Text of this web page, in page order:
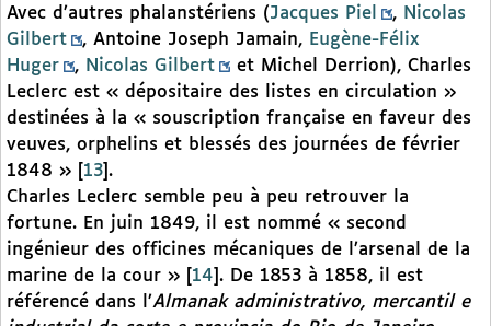
Avec d’autres phalanstériens (Jacques Piel , Nicolas
Gilbert
, Antoine Joseph Jamain, Eugène-Félix
Huger
, Nicolas Gilbert
et Michel Derrion), Charles
Leclerc est « dépositaire des listes en circulation »
destinées à la « souscription française en faveur des
veuves, orphelins et blessés des journées de février
1848 »
13 .
Charles Leclerc semble peu à peu retrouver la
fortune. En juin 1849, il est nommé « second
ingénieur des officines mécaniques de l’arsenal de la
marine de la cour »
14 . De 1853 à 1858, il est
référencé dans l’Almanak administrativo, mercantil e